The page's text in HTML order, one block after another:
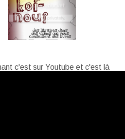
c'est sur Youtube et c'est là